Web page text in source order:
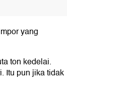
yang
ton kedelai.
Itu pun jika tidak